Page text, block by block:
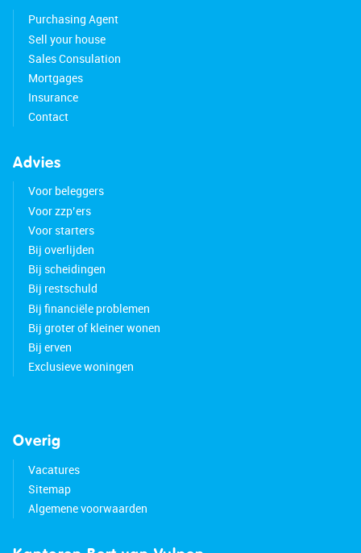
Purchasing Agent
Sell your house
Sales Consulation
Mortgages
Insurance
Contact
Advies
Voor beleggers
Voor zzp’ers
Voor starters
Bij overlijden
Bij scheidingen
Bij restschuld
Bij financiële problemen
Bij groter of kleiner wonen
Bij erven
Exclusieve woningen
Overig
Vacatures
Sitemap
Algemene voorwaarden